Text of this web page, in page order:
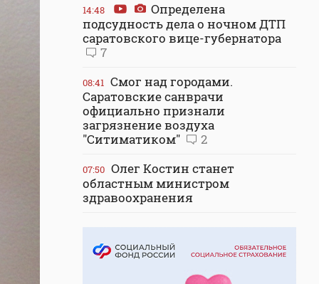
14:48
Определена
подсудность дела о ночном ДТП
саратовского вице-губернатора
7
08:41 Смог над городами.
Саратовские санврачи
официально признали
загрязнение воздуха
"Ситиматиком"
2
07:50 Олег Костин станет
областным министром
здравоохранения